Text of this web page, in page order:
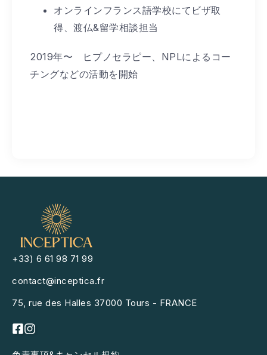
オンラインフランス語学校にてビザ取
得、渡仏&留学相談担当
2019年〜 ヒプノセラピー、NPLによるコー
チングなどの活動を開始
+33) 6 61 98 71 99
contact@inceptica.fr
75, rue des Halles 37000 Tours - FRANCE